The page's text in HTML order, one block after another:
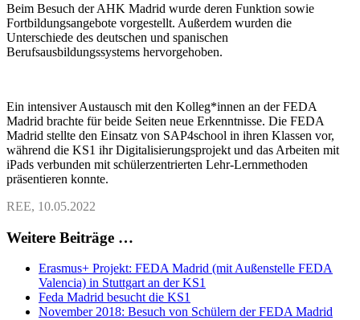
Beim Besuch der AHK Madrid wurde deren Funktion sowie
Fortbildungsangebote vorgestellt. Außerdem wurden die
Unterschiede des deutschen und spanischen
Berufsausbildungssystems hervorgehoben.
Ein intensiver Austausch mit den Kolleg*innen an der FEDA
Madrid brachte für beide Seiten neue Erkenntnisse. Die FEDA
Madrid stellte den Einsatz von SAP4school in ihren Klassen vor,
während die KS1 ihr Digitalisierungsprojekt und das Arbeiten mit
iPads verbunden mit schülerzentrierten Lehr-Lernmethoden
präsentieren konnte.
REE, 10.05.2022
Weitere Beiträge …
Erasmus+ Projekt: FEDA Madrid (mit Außenstelle FEDA
Valencia) in Stuttgart an der KS1
Feda Madrid besucht die KS1
November 2018: Besuch von Schülern der FEDA Madrid